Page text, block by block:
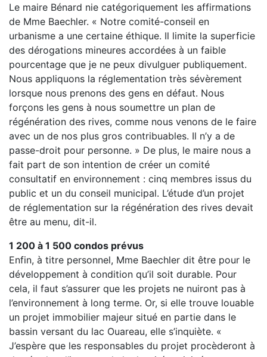
Le maire Bénard nie catégoriquement les affirmations
de Mme Baechler. « Notre comité-conseil en
urbanisme a une certaine éthique. Il limite la superficie
des dérogations mineures accordées à un faible
pourcentage que je ne peux divulguer publiquement.
Nous appliquons la réglementation très sévèrement
lorsque nous prenons des gens en défaut. Nous
forçons les gens à nous soumettre un plan de
régénération des rives, comme nous venons de le faire
avec un de nos plus gros contribuables. Il n’y a de
passe-droit pour personne. » De plus, le maire nous a
fait part de son intention de créer un comité
consultatif en environnement : cinq membres issus du
public et un du conseil municipal. L’étude d’un projet
de réglementation sur la régénération des rives devait
être au menu, dit-il.
1 200 à 1 500 condos prévus
Enfin, à titre personnel, Mme Baechler dit être pour le
développement à condition qu’il soit durable. Pour
cela, il faut s’assurer que les projets ne nuiront pas à
l’environnement à long terme. Or, si elle trouve louable
un projet immobilier majeur situé en partie dans le
bassin versant du lac Ouareau, elle s’inquiète. «
J’espère que les responsables du projet procèderont à